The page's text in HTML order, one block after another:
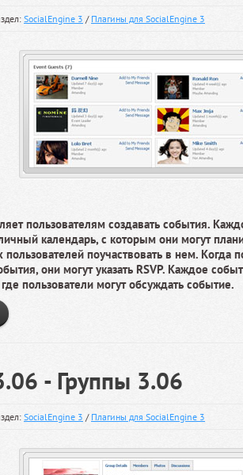
SocialEngine 3 / Плагины для SocialEngine 3
пользователям создавать события.
календарь, с которым они могут
пользователей поучаствовать в нем. Когда
они могут указать RSVP. Каждое
пользователи могут обсуждать событие.
- Группы 3.06
SocialEngine 3 / Плагины для SocialEngine 3